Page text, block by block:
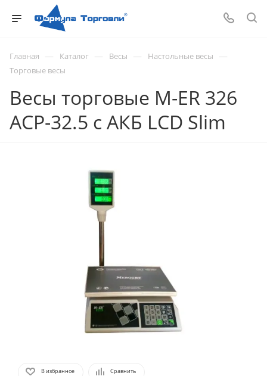
Главная — Каталог — Весы — Настольные весы —
Торговые весы
Весы торговые M-ER 326
ACP-32.5 с АКБ LCD Slim
В избранное Сравнить